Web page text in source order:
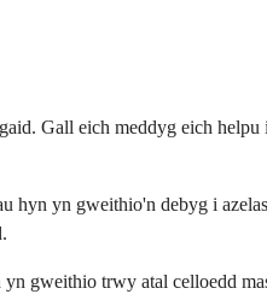
Gall eich meddyg eich
hyn yn gweithio'n debyg i
gweithio trwy atal celloedd